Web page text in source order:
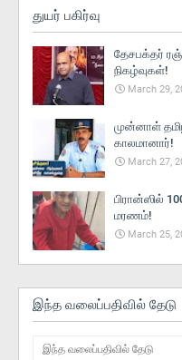
துயர் பகிர்வு
தேசபக்தர்
நிகழ்வுகள்!
March 29,
முன்னாள்
காலமானார்!
March 27,
பிரான்ஸில்
மரணம்!
March 25,
இந்த வலைப்பதிவில் தேடு